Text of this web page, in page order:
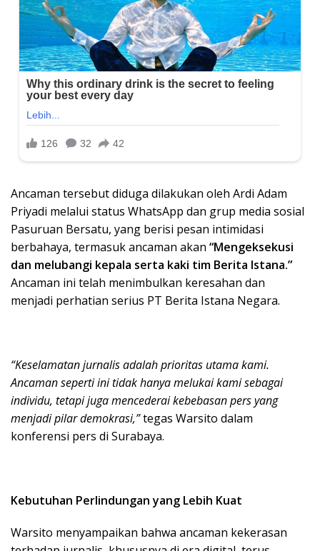
Ancaman tersebut diduga dilakukan oleh Ardi Adam
Priyadi melalui status WhatsApp dan grup media sosial
Pasuruan Bersatu, yang berisi pesan intimidasi
berbahaya, termasuk ancaman akan “Mengeksekusi
dan melubangi kepala serta kaki tim Berita Istana.”
Ancaman ini telah menimbulkan keresahan dan
menjadi perhatian serius PT Berita Istana Negara.
“Keselamatan jurnalis adalah prioritas utama kami.
Ancaman seperti ini tidak hanya melukai kami sebagai
individu, tetapi juga mencederai kebebasan pers yang
menjadi pilar demokrasi,”tegas Warsito dalam
konferensi pers di Surabaya.
Kebutuhan Perlindungan yang Lebih Kuat
Warsito menyampaikan bahwa ancaman kekerasan